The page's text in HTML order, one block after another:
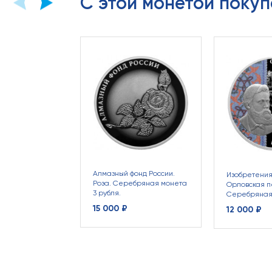
Алмазный фонд России.
Роза. Серебряная монета
3 рубля.
15 000 ₽
Орловская
12 000 ₽